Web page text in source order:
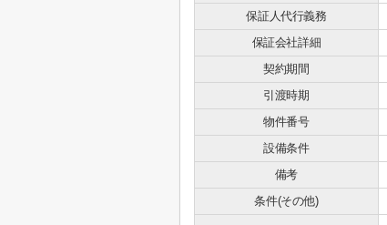
保証人代行義務
保証会社詳細
契約期間
引渡時期
物件番号
設備条件
備考
条件(その他)